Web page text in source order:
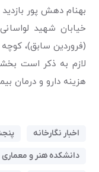
بهنام دهش پور بازدید
خیابان شهید
(فروردین سابق)، کوچه
لازم به ذکر است
هزینه دارو و درمان
اخبار نگارخانه
دانشکده هنر و معماری